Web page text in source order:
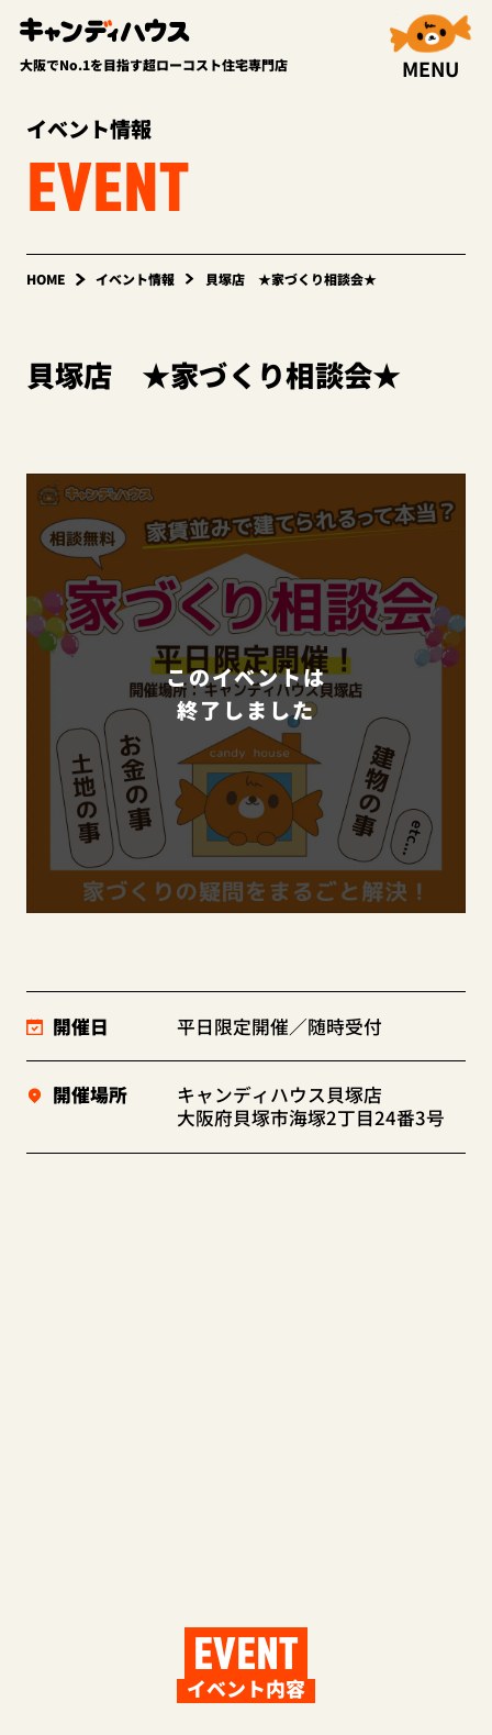
大阪でNo.1を目指す超ローコスト住宅専門店 MENU
イベント情報
EVENT
HOME イベント情報 貝塚店 ★家づくり相談会★
貝塚店 ★家づくり相談会★
このイベントは
終了しました
開催日 平日限定開催／随時受付
開催場所
キャンディハウス貝塚店
大阪府貝塚市海塚2丁目24番3号
EVENT
イベント内容